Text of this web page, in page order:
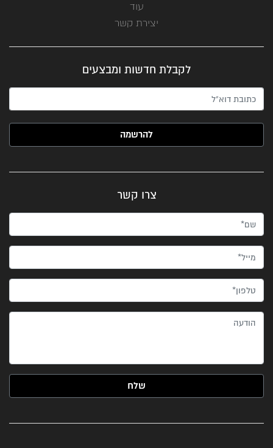
עוד
יצירת קשר
לקבלת חדשות ומבצעים
האימייל שלך (חובה)
צרו קשר